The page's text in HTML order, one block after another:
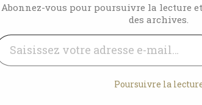
3 Comments
Abonnez-vous pour poursuivre la lecture et
des archives.
Saisissez votre adresse e-mail…
Poursuivre la